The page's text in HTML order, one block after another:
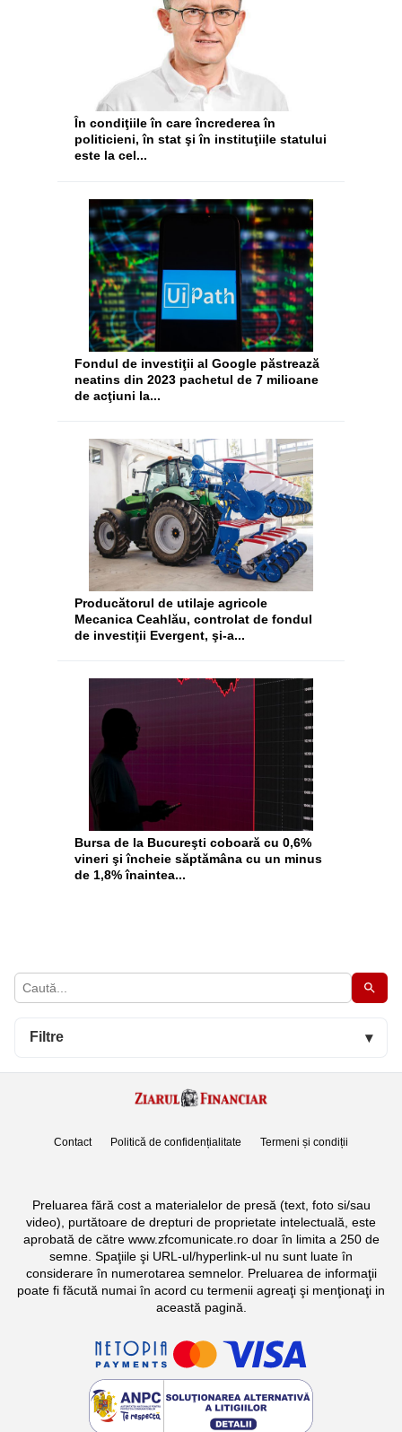
Filtre ▾
În condiţiile în care încrederea în
politicieni, în stat şi în instituţiile statului
este la cel...
Fondul de investiţii al Google păstrează
neatins din 2023 pachetul de 7 milioane
de acţiuni la...
Producătorul de utilaje agricole
Mecanica Ceahlău, controlat de fondul
de investiţii Evergent, şi-a...
Bursa de la Bucureşti coboară cu 0,6%
vineri şi încheie săptămâna cu un minus
de 1,8% înaintea...
Contact Politică de confidențialitate Termeni și condiții
Preluarea fără cost a materialelor de presă (text, foto si/sau
video), purtătoare de drepturi de proprietate intelectuală, este
aprobată de către www.zfcomunicate.ro doar în limita a 250 de
semne. Spaţiile şi URL-ul/hyperlink-ul nu sunt luate în
considerare în numerotarea semnelor. Preluarea de informaţii
poate fi făcută numai în acord cu termenii agreaţi şi menţionaţi in
această pagină.